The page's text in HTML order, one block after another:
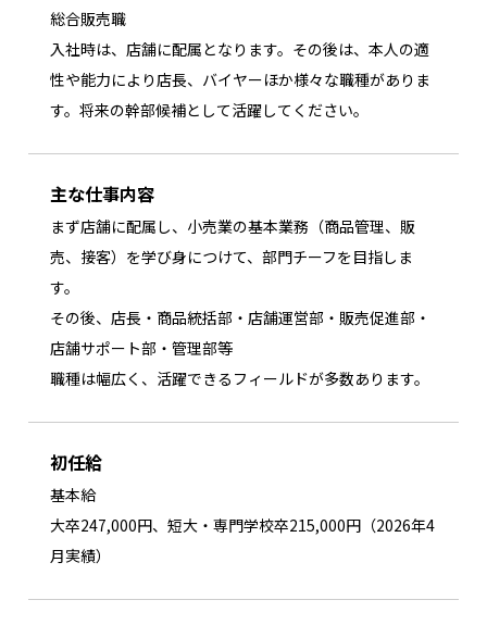
総合販売職
入社時は、店舗に配属となります。その後は、本人の適
性や能力により店長、バイヤーほか様々な職種がありま
す。将来の幹部候補として活躍してください。
主な仕事内容
まず店舗に配属し、小売業の基本業務（商品管理、販
売、接客）を学び身につけて、部門チーフを目指しま
す。
その後、店長・商品統括部・店舗運営部・販売促進部・
店舗サポート部・管理部等
職種は幅広く、活躍できるフィールドが多数あります。
初任給
基本給
大卒247,000円、短大・専門学校卒215,000円（2026年4
月実績）